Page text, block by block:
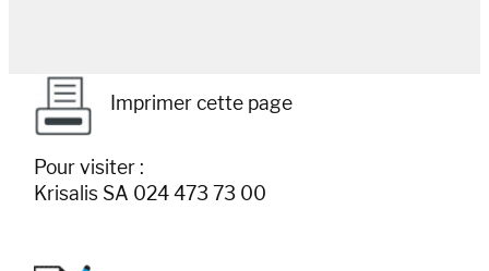
Imprimer cette page
Pour visiter :
Krisalis SA 024 473 73 00